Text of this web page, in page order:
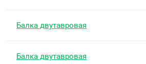
Балка двутавровая
Балка двутавровая